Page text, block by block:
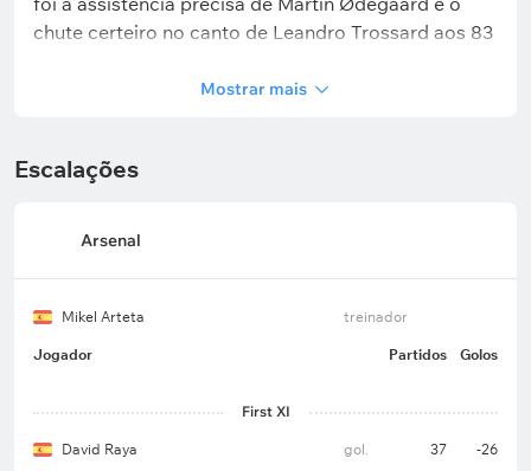
chute certeiro no canto de Leandro Trossard aos 83
competições chegou a três jogos.
Números importantes:
sete vezes.
O Arsenal tem a melhor defesa do campeonato,
conquistou 14 vitórias e sofreu apenas duas
Mostrar mais
Escalações
Arsenal
Mikel Arteta treinador
Jogador Partidos Golos
First XI
David Raya gol. 37 -26